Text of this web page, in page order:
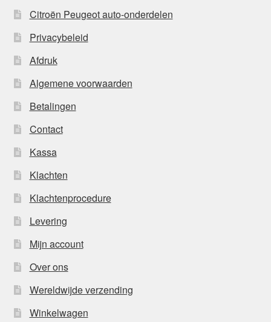
Citroën Peugeot auto-onderdelen
Privacybeleid
Afdruk
Algemene voorwaarden
Betalingen
Contact
Kassa
Klachten
Klachtenprocedure
Levering
Mijn account
Over ons
Wereldwijde verzending
Winkelwagen